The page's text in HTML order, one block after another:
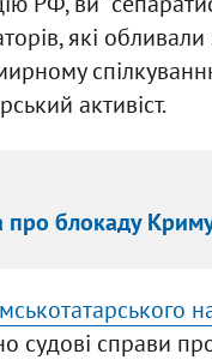
які
активіст.
про блокаду
судові справи